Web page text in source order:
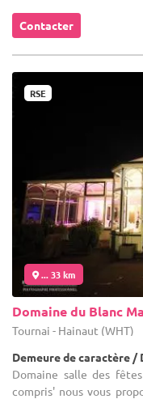
Contacter
RSE
... 33 km
Domaine du Blanc
Tournai - Hainaut (WHT)
Demeure de caractère /
Domaine salle des
compris' nous vous